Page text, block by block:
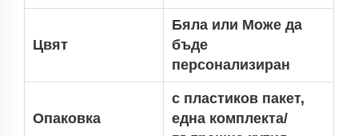
Цвят
Бяла или Може да
бъде
персонализиран
Опаковка
с пластиков пакет,
една комплекта/